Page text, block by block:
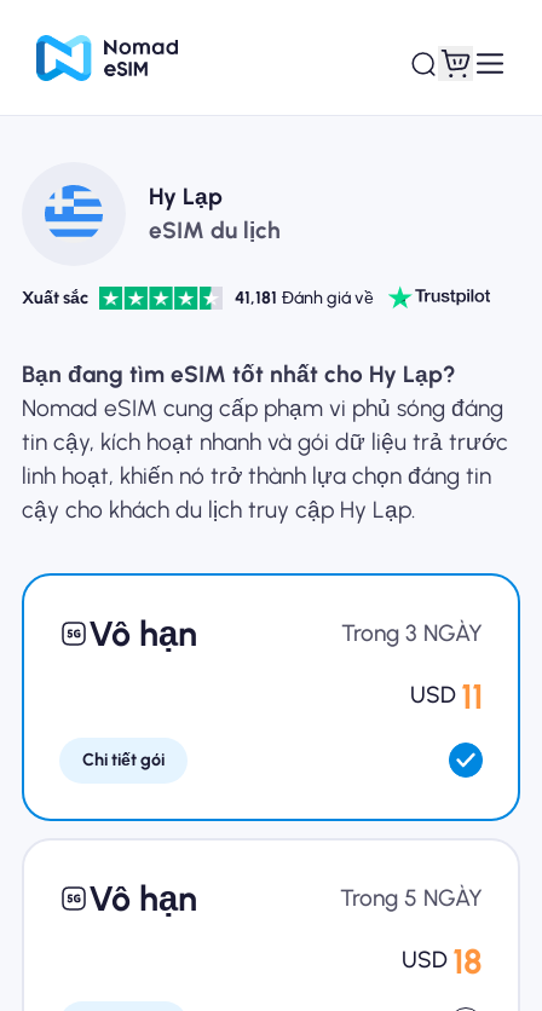
Đăng nhập Đăng
ký
Kế hoạch mua sắm
Giới thiệu về eSIM
Hy Lạp
eSIM du lịch
Xuất sắc 41,181 Đánh giá về
Bạn đang tìm eSIM tốt nhất cho Hy Lạp?
Nomad eSIM cung cấp phạm vi phủ sóng đáng
tin cậy, kích hoạt nhanh và gói dữ liệu trả trước
linh hoạt, khiến nó trở thành lựa chọn đáng tin
cậy cho khách du lịch truy cập Hy Lạp.
Vô hạn Trong 3 NGÀY
USD 11
Chi tiết gói
Vô hạn Trong 5 NGÀY
USD 18